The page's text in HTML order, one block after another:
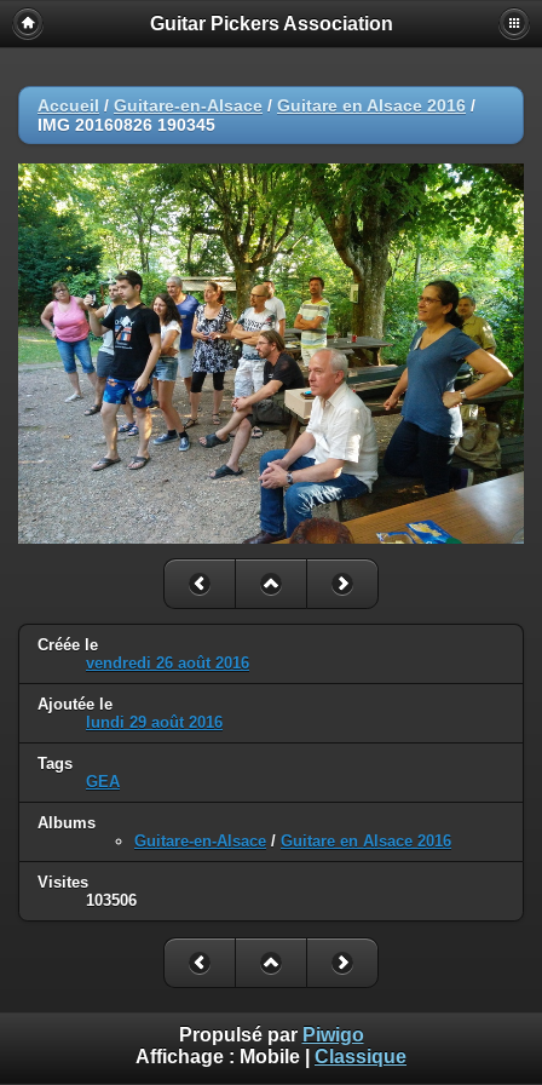
Guitar Pickers Association
Accueil / Guitare-en-Alsace / Guitare en Alsace 2016 /
IMG 20160826 190345
Créée le
vendredi 26 août 2016
Ajoutée le
lundi 29 août 2016
Tags
GEA
Albums
Guitare-en-Alsace / Guitare en Alsace 2016
Visites
103506
Propulsé par Piwigo
Affichage : Mobile Classique